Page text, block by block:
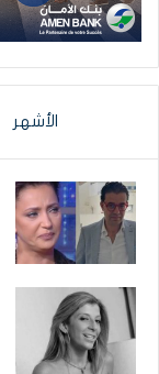
الأشهر